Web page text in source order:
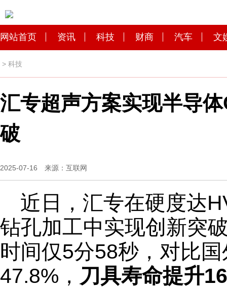
网站首页 资讯 科技 财商 汽车 文
> 科技
汇专超声方案实现半导
破
2025-07-16 来源：互联网
近日，汇专在硬度达
钻孔加工中实现创新突
时间仅5分58秒，对比
47.8%， 刀具寿命提升